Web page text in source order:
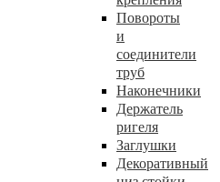
Повороты
и
соединители
труб
Наконечники
Держатель
ригеля
Заглушки
Декоративный